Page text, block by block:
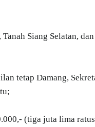
Siang Selatan,
tetap Damang,
(tiga juta lima